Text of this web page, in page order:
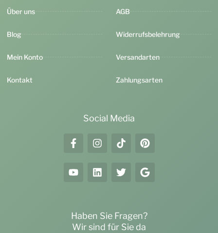
Über uns
Blog
Mein Konto
Kontakt
AGB
Widerrufsbelehrung
Versandarten
Zahlungsarten
Social Media
Haben Sie Fragen?
Wir sind für Sie da